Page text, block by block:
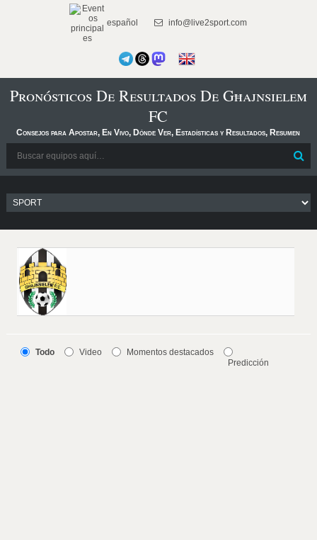
español info@live2sport.com
Pronósticos De Resultados De Għajnsielem
FC
Consejos para Apostar, En Vivo, Dónde Ver, Estadísticas y Resultados, Resumen
Todo Video
Momentos destacados
Predicción